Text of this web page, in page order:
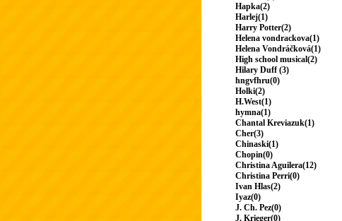
Hapka(2)
Harlej(1)
Harry Potter(2)
Helena vondrackova(1)
Helena Vondráčková(1)
High school musical(2)
Hilary Duff (3)
hngvfhru(0)
Holki(2)
H.West(1)
hymna(1)
Chantal Kreviazuk(1)
Cher(3)
Chinaski(1)
Chopin(0)
Christina Aguilera(12)
Christina Perri(0)
Ivan Hlas(2)
Iyaz(0)
J. Ch. Pez(0)
J. Krieger(0)